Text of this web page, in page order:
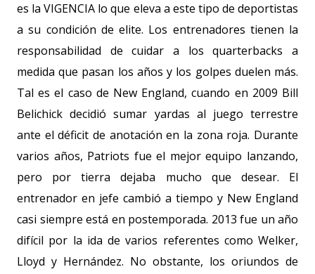
es la VIGENCIA lo que eleva a este tipo de deportistas
a su condición de elite. Los entrenadores tienen la
responsabilidad de cuidar a los quarterbacks a
medida que pasan los años y los golpes duelen más.
Tal es el caso de New England, cuando en 2009 Bill
Belichick decidió sumar yardas al juego terrestre
ante el déficit de anotación en la zona roja. Durante
varios años, Patriots fue el mejor equipo lanzando,
pero por tierra dejaba mucho que desear. El
entrenador en jefe cambió a tiempo y New England
casi siempre está en postemporada. 2013 fue un año
difícil por la ida de varios referentes como Welker,
Lloyd y Hernández. No obstante, los oriundos de